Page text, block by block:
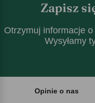
Zapisz
Otrzymuj informacje
Wysyłamy
Opinie o nas